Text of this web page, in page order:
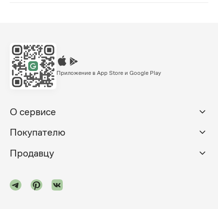
Приложение в App Store и Google Play
О сервисе
Покупателю
Продавцу